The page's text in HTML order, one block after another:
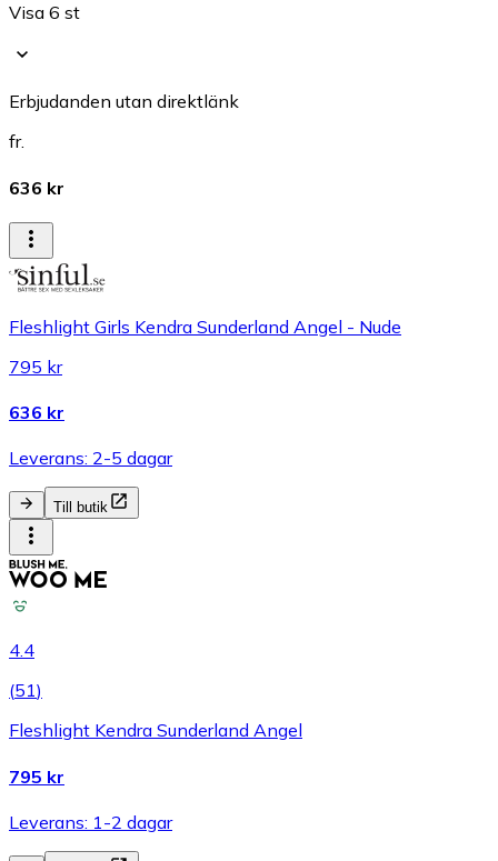
Visa 6 st
Erbjudanden utan direktlänk
fr.
636 kr
Fleshlight Girls Kendra Sunderland Angel - Nude
795 kr
636 kr
Leverans: 2-5 dagar
Till butik
4.4
(51)
Fleshlight Kendra Sunderland Angel
795 kr
Leverans: 1-2 dagar